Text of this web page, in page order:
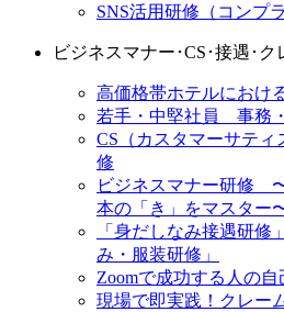
SNS活用研修（コンプ
ビジネスマナー･CS･接遇･ク
高価格帯ホテルにおけ
若手・中堅社員 事務
CS（カスタマーサテ
修
ビジネスマナー研修
本の「き」をマスター
「身だしなみ接遇研修
み・服装研修」
Zoomで成功する人の
現場で即実践！クレー